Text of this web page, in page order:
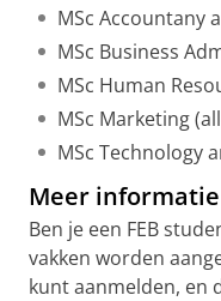
MSc Accountany
MSc Business
MSc Human
MSc Marketing
MSc Technology
Meer
Ben je een FEB
vakken worden
kunt aanmelden, en